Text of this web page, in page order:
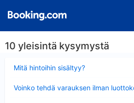
10 yleisintä kysymystä
Mitä hintoihin sisältyy?
Voinko tehdä varauksen ilman